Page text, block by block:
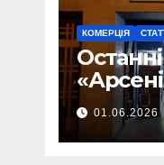
КОМЕРЦІЯ
01.06.2026